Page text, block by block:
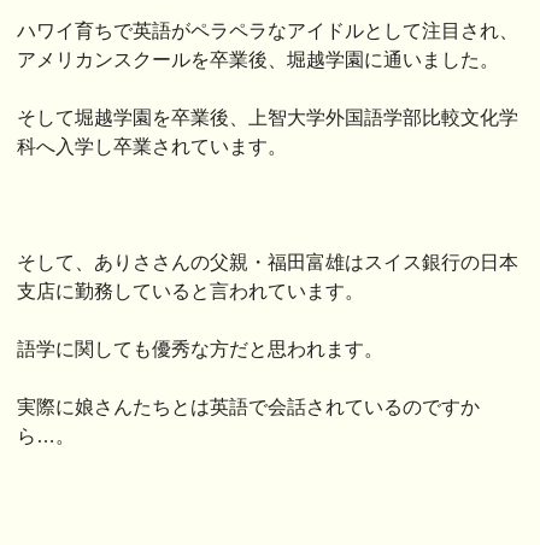
ハワイ育ちで英語がペラペラなアイドルとして注目され、
アメリカンスクールを卒業後、堀越学園に通いました。
そして堀越学園を卒業後、上智大学外国語学部比較文化学
科へ入学し卒業されています。
そして、ありささんの父親・福田富雄はスイス銀行の日本
支店に勤務していると言われています。
語学に関しても優秀な方だと思われます。
実際に娘さんたちとは英語で会話されているのですか
ら…。